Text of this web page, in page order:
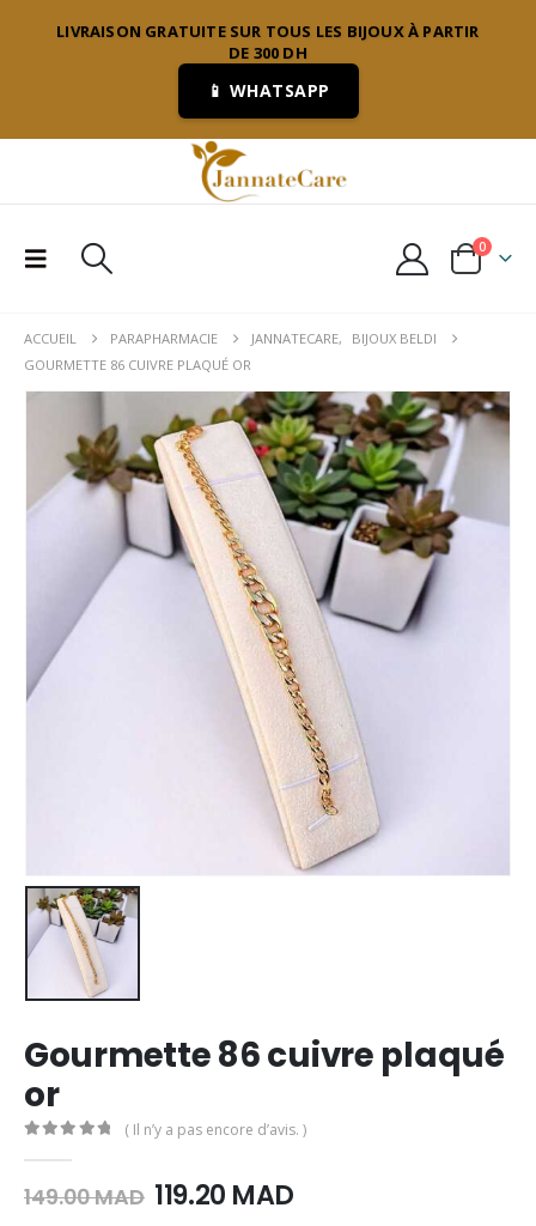
LIVRAISON GRATUITE SUR TOUS LES BIJOUX À PARTIR
DE 300 DH
📱 WHATSAPP
0
ACCUEIL PARAPHARMACIE JANNATECARE,
BIJOUX BELDI
GOURMETTE 86 CUIVRE PLAQUÉ OR
Gourmette 86 cuivre plaqué
or
( Il n’y a pas encore d’avis. )
149.00MAD Le
119.20 MADLe